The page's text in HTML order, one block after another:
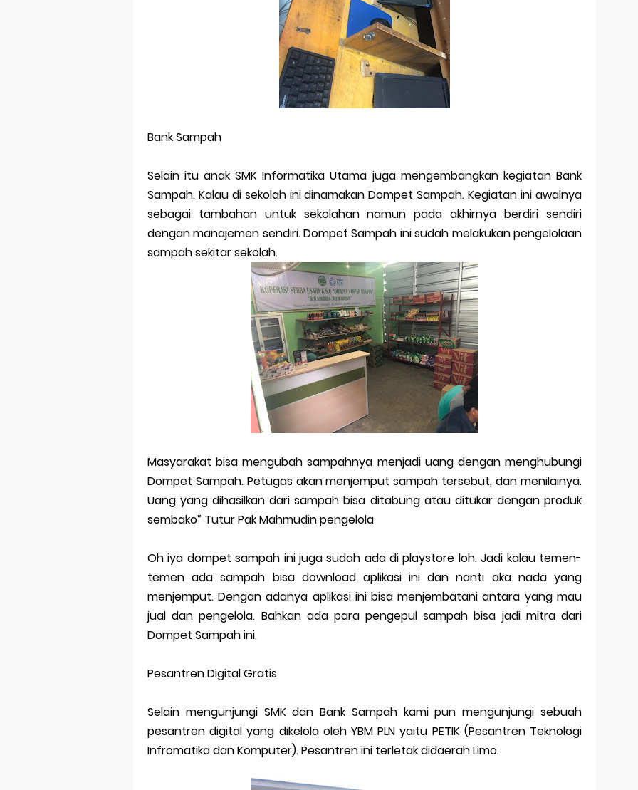
Bank Sampah
Selain itu anak SMK Informatika Utama juga mengembangkan kegiatan Bank
Sampah. Kalau di sekolah ini dinamakan Dompet Sampah. Kegiatan ini awalnya
sebagai tambahan untuk sekolahan namun pada akhirnya berdiri sendiri
dengan manajemen sendiri. Dompet Sampah ini sudah melakukan pengelolaan
sampah sekitar sekolah.
Masyarakat bisa mengubah sampahnya menjadi uang dengan menghubungi
Dompet Sampah. Petugas akan menjemput sampah tersebut, dan menilainya.
Uang yang dihasilkan dari sampah bisa ditabung atau ditukar dengan produk
sembako” Tutur Pak Mahmudin pengelola
Oh iya dompet sampah ini juga sudah ada di playstore loh. Jadi kalau temen-
temen ada sampah bisa download aplikasi ini dan nanti aka nada yang
menjemput. Dengan adanya aplikasi ini bisa menjembatani antara yang mau
jual dan pengelola. Bahkan ada para pengepul sampah bisa jadi mitra dari
Dompet Sampah ini.
Pesantren Digital Gratis
Selain mengunjungi SMK dan Bank Sampah kami pun mengunjungi sebuah
pesantren digital yang dikelola oleh YBM PLN yaitu PETIK (Pesantren Teknologi
Infromatika dan Komputer). Pesantren ini terletak didaerah Limo.